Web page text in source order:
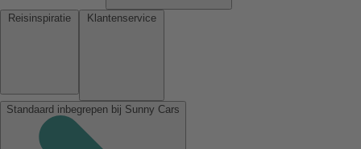
Standaard inbegrepen bij Sunny Cars